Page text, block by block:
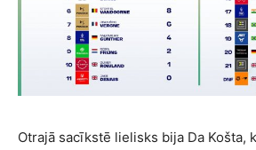
Otrajā sacīkstē lielisks bija Da Košta,